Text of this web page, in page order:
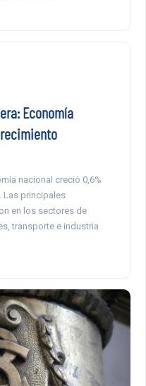
Economía
nacional creció 0,6%
Las principales
en los sectores de
transporte e industria